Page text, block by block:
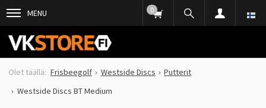
MENU 0
Frisbeegolf Westside Discs
Putterit
Westside Discs BT Medium